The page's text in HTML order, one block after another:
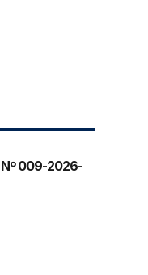
009-2026-